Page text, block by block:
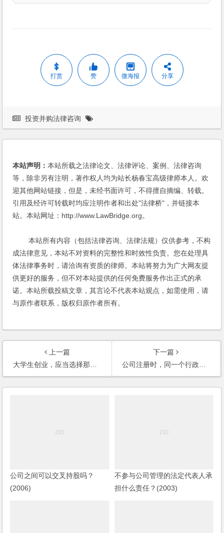
打赏 赞 微海报 分享
投资并购法律咨询
本站声明：本站所载之法律论文、法律评论、案例、法律咨询
等，除非另有注明，著作权人均为站长杨春宝高级律师本人。欢
迎其他网站链接，但是，未经书面许可，不得擅自摘编、转载。
引用及经许可转载时均应注明作者和出处"法律桥"，并链接本
站。本站网址：http://www.LawBridge.org。
本站所有内容（包括法律咨询、法律法规）仅供参考，不构
成法律意见，本站不对资料的完整性和时效性负责。您在处理具
体法律事务时，请洽询有资质的律师。本站将努力为广大网友提
供更好的服务，但不对本站提供的任何免费服务作出正式的承
诺。本站所载投稿文章，其言论不代表本站观点，如需使用，请
与原作者联系，版权归原作者所有。
上一篇
大学生创业，应当选择那种企业形式？合伙制还是有限责任公司或是其它？(2006)
下一篇
公司注册时，同一个行政地区内的公司名称是不是不能相同？(2006)
公司之间可以交叉持股吗？
(2006)
不参与公司管理的法定代表人承
担什么责任？(2003)